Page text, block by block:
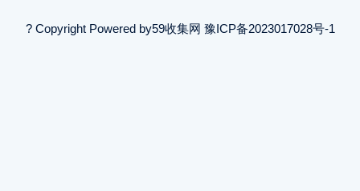
? Copyright Powered by59收集网 豫ICP备2023017028号-1